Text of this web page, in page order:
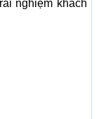
nghiệm khách